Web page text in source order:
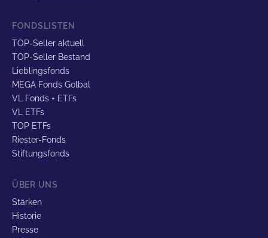
FONDSLISTEN
TOP-Seller aktuell
TOP-Seller Bestand
Lieblingsfonds
MEGA Fonds Golbal
VL Fonds + ETFs
VL ETFs
TOP ETFs
Riester-Fonds
Stiftungsfonds
ÜBER UNS
Stärken
Historie
Presse